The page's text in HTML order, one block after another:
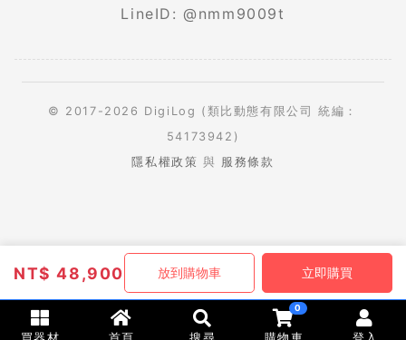
NT$48,900 放到購物車 立即購買
LineID: @nmm9009t
© 2017-2026 DigiLog (類比動態有限公司 統編：
54173942)
隱私權政策 與 服務條款
0